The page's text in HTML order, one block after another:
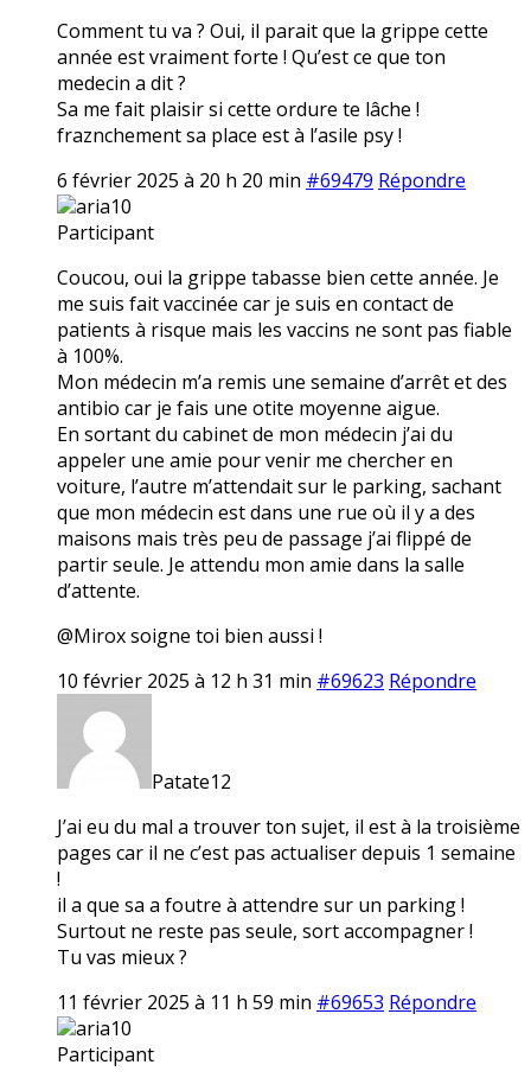
Comment tu va ? Oui, il parait que la grippe cette
année est vraiment forte ! Qu’est ce que ton
medecin a dit ?
Sa me fait plaisir si cette ordure te lâche !
fraznchement sa place est à l’asile psy !
6 février 2025 à 20 h 20 min #69479 Répondre
aria10
Participant
Coucou, oui la grippe tabasse bien cette année. Je
me suis fait vaccinée car je suis en contact de
patients à risque mais les vaccins ne sont pas fiable
à 100%.
Mon médecin m’a remis une semaine d’arrêt et des
antibio car je fais une otite moyenne aigue.
En sortant du cabinet de mon médecin j’ai du
appeler une amie pour venir me chercher en
voiture, l’autre m’attendait sur le parking, sachant
que mon médecin est dans une rue où il y a des
maisons mais très peu de passage j’ai flippé de
partir seule. Je attendu mon amie dans la salle
d’attente.
@Mirox soigne toi bien aussi !
10 février 2025 à 12 h 31 min #69623 Répondre
Patate12
J’ai eu du mal a trouver ton sujet, il est à la troisième
pages car il ne c’est pas actualiser depuis 1 semaine
!
il a que sa a foutre à attendre sur un parking !
Surtout ne reste pas seule, sort accompagner !
Tu vas mieux ?
11 février 2025 à 11 h 59 min #69653 Répondre
aria10
Participant